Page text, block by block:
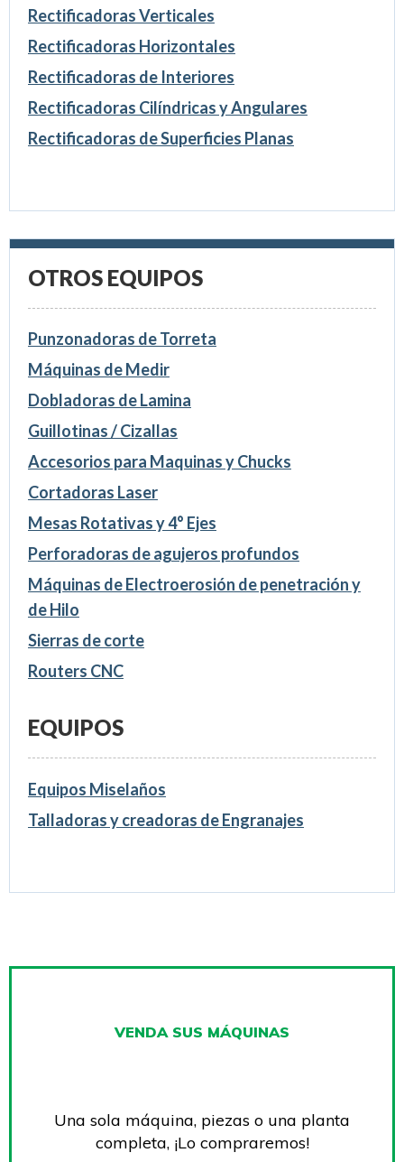
Rectificadoras Verticales
Rectificadoras Horizontales
Rectificadoras de Interiores
Rectificadoras Cilíndricas y Angulares
Rectificadoras de Superficies Planas
OTROS EQUIPOS
Punzonadoras de Torreta
Máquinas de Medir
Dobladoras de Lamina
Guillotinas / Cizallas
Accesorios para Maquinas y Chucks
Cortadoras Laser
Mesas Rotativas y 4° Ejes
Perforadoras de agujeros profundos
Máquinas de Electroerosión de penetración y
de Hilo
Sierras de corte
Routers CNC
EQUIPOS
Equipos Miselaños
Talladoras y creadoras de Engranajes
VENDA SUS MÁQUINAS
Una sola máquina, piezas o una planta
completa, ¡Lo compraremos!